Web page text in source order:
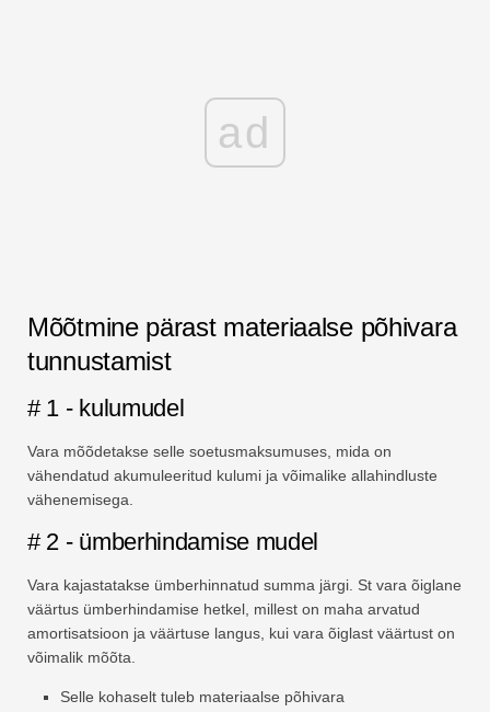
ad
Mõõtmine pärast materiaalse põhivara
tunnustamist
# 1 - kulumudel
Vara mõõdetakse selle soetusmaksumuses, mida on
vähendatud akumuleeritud kulumi ja võimalike allahindluste
vähenemisega.
# 2 - ümberhindamise mudel
Vara kajastatakse ümberhinnatud summa järgi. St vara õiglane
väärtus ümberhindamise hetkel, millest on maha arvatud
amortisatsioon ja väärtuse langus, kui vara õiglast väärtust on
võimalik mõõta.
Selle kohaselt tuleb materiaalse põhivara